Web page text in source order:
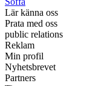
Lär känna oss
Prata med oss
public relations
Reklam
Min profil
Nyhetsbrevet
Partners